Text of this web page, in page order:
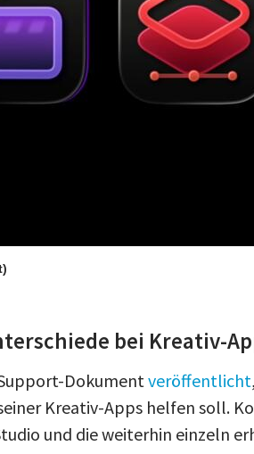
bei Kreativ-
Dokumentveröffentlicht
Kreativ-Apps helfen soll.
und die weiterhin einzeln